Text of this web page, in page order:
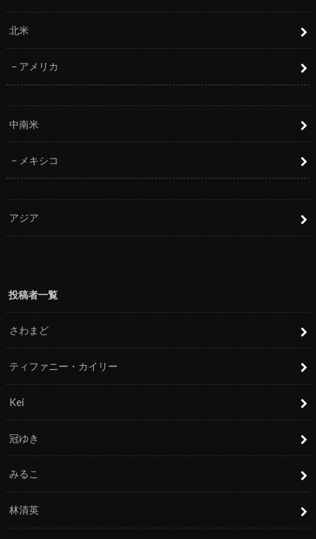
北米
アメリカ
中南米
メキシコ
アジア
投稿者一覧
さわまど
ティファニー・カイリー
Kei
冠ゆき
みるこ
林清英